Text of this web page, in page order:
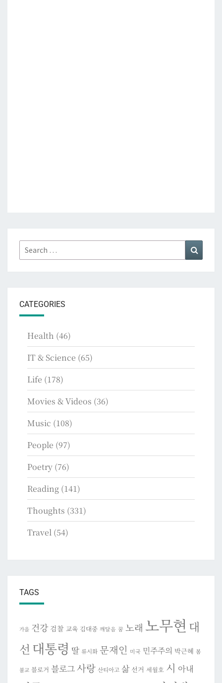
Search
for:
CATEGORIES
Health (46)
IT & Science (65)
Life (178)
Movies & Videos (36)
Music (108)
People (97)
Poetry (76)
Reading (141)
Thoughts (331)
Travel (54)
TAGS
가을 건강 검찰 교육 김대중 깨달음 꿈 노래 노무현 대
선 대통령 딸 류시화 문재인 미국 민주주의 박근혜 봄
불교 블로거 블로그사랑 산티아고 삶 선거 세월호 시 아내